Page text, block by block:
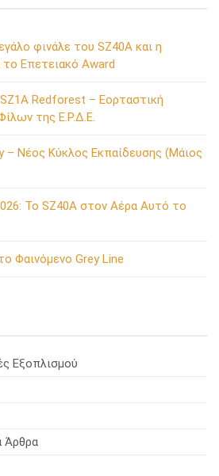
φινάλε του SZ40A και η
το Επετειακό Award
Redforest – Εορταστική
της Ε.Ρ.Δ.Ε.
– Νέος Κύκλος Εκπαίδευσης (Μάιος
Το SZ40A στον Αέρα Αυτό το
Φαινόμενο Grey Line
Εξοπλισμού
Άρθρα